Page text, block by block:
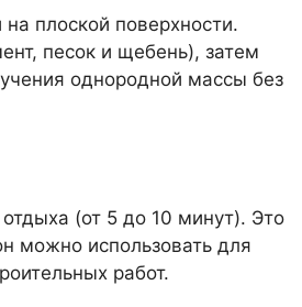
плоской поверхности.
песок и щебень), затем
однородной массы без
(от 5 до 10 минут). Это
можно использовать для
работ.